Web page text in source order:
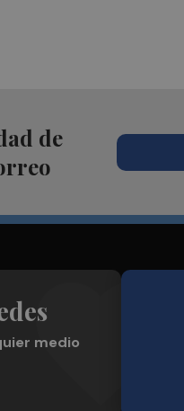
de
medio